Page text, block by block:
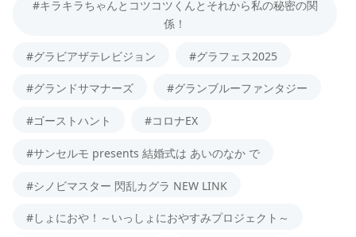
#キラキラちゃんとコツコツくんとそれから私の秘密の関
係！
#グラビアザテレビジョン #グラフェス2025
#グランドサマナーズ #グランブルーファンタジー
#ゴーストハント #コロナEX
#サンセルモ presents 結婚式は あいのなか で
#シノビマスター 閃乱カグラ NEW LINK
#しょにおや！～いっしょにおやすみプロジェクト～